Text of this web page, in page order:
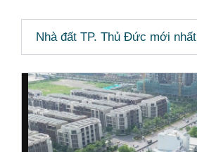
Nhà đất TP. Thủ Đức mới nhất